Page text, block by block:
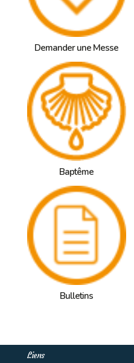
Demander une Messe
Baptême
Bulletins
Liens